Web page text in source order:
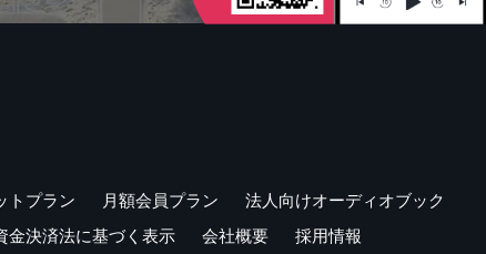
トプラン 月額会員プラン
法人向けオーディオブック
金決済法に基づく表示 会社概要 採用情報